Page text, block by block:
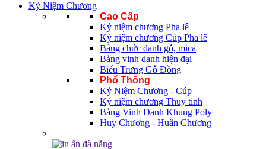
Kỷ Niệm Chương
Cao Cấp
Kỷ niệm chương Pha lê
Kỷ niệm chương Cúp Pha lê
Bảng chức danh gỗ, mica
Bảng vinh danh hiện đại
Biểu Trưng Gỗ Đồng
Phổ Thông
Kỷ Niệm Chương - Cúp
Kỷ niệm chương Thủy tinh
Bảng Vinh Danh Khung Poly
Huy Chương - Huân Chương